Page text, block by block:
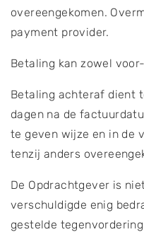
overeengekomen.
payment provider.
Betaling kan zowel
Betaling achteraf dient
dagen na de
te geven wijze en in de
tenzij anders
De Opdrachtgever is
verschuldigde enig
gestelde